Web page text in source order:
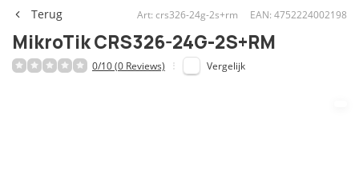
Terug Art: crs326-24g-2s+rm EAN: 4752224002198
MikroTik CRS326-24G-2S+RM
0/10 (0 Reviews) Vergelijk